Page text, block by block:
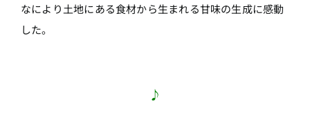
なにより土地にある食材から生まれる甘味の生成に感動
した。
♪